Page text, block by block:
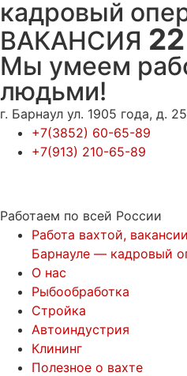
кадровый
ВАКАНСИЯ 22
Мы умеем
людьми!
г. Барнаул ул. 1905 года, д.
+7(3852) 60-65-89
+7(913) 210-65-89
Работаем по всей России
Работа вахтой,
Барнауле — кадровый
О нас
Рыбообработка
Стройка
Автоиндустрия
Клининг
Полезное о вахте